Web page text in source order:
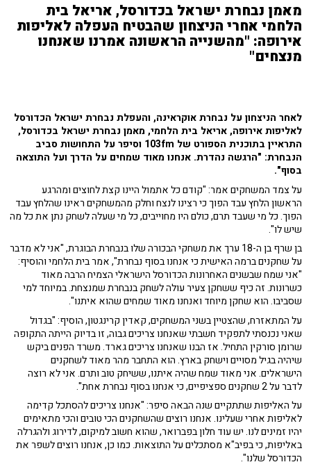
מאמן נבחרת ישראל בכדורסל, אריאל בית
הלחמי אחרי הניצחון שהבטיח העפלה לאליפות
אירופה: "מהשנייה הראשונה אמרנו שאנחנו
מנצחים"
לאחר הניצחון על נבחרת אוקראינה, והעפלת נבחרת ישראל הכדורסל
לאליפות אירופה, אריאל בית הלחמי, מאמן נבחרת ישראל בכדורסל,
התראיין בתוכנית הספורט של 103fm וסיפר על התחושות סביב
הנבחרת: "הרגשה נהדרת. אנחנו מאוד שמחים על הדרך ועל התוצאה
בסוף".
על צמד המשחקים אמר: "קודם כל אתמול היינו קצת לחוצים ומהרגע
הראשון הלחץ עבד הפוך כי רצינו לנצח וחלק מהמשחקים ראינו שהלחץ עבד
הפוך. כל מי שעבד תרם, כולם היו מחוייבים, כל מי שעלה לשחק נתן את כל מה
שיש לו".
בן שרף בן ה-18 ערך את משחקי הבכורה שלו בנבחרת הבוגרת, "אני לא מדבר
על שחקנים ברמה האישית כי אנחנו בסוף נבחרת", אמר בית הלחמי והוסיף:
"אני שמח שבשנים האחרונות הכדורסל הישראלי הצמיח הרבה מאוד
כשרונות. זה כיף ששחקן צעיר עולה לשחק בנבחרת שמנצחת. במיוחד למי
שסביבו. הוא שחקן מיוחד ואנחנו מאוד שמחים שהוא איתנו".
על המתאזרח, שהצטיין בשני המשחקים, קאדין קרינגטון, הוסיף: "בגדול
שאני נכנסתי לתפקיד חשבתי שאנחנו צריכים גבוה, זו בדיוק הייתה התקופה
שרומן סורקין התחיל. אז הבנו שאנחנו צריכים גארד. משרד הפנים ביקש
שיהיה בגיל מסויים וישחק בארץ. הוא התחבר מהר מאוד לשחקנים
הישראלים. אני מאוד שמח שהיה איתנו, ששיחק טוב ותרם. אני לא רוצה
לדבר על 2 שחקנים ספציפיים, כי אנחנו בסוף נבחרת אחת".
על האליפות שתתקיים שנה הבאה סיפר: "אנחנו צריכים להסתכל קדימה
לאליפות אחרי שעלינו. אנחנו רוצים שהשחקנים הכי טובים והכי מתאימים
יהיו זמינים לנו. יש עוד חלון בפברואר, שהוא חשוב למיקום, לדירוג ולהגרלה
באליפות, כי בפיב"א מסתכלים על התוצאות. כמו כן, אנחנו רוצים לשפר את
הכדורסל שלנו".